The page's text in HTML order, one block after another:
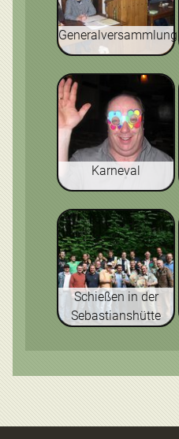
Generalversammlung
Karneval
Schießen in der
Sebastianshütte